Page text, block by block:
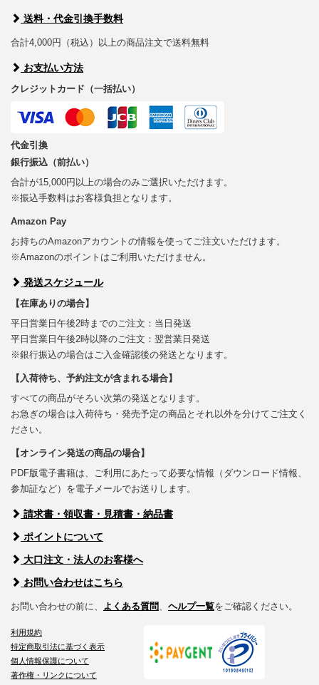
送料・代金引換手数料
合計4,000円（税込）以上の商品注文で送料無料
お支払い方法
クレジットカード（一括払い）
代金引換
銀行振込（前払い）
合計が15,000円以上の場合のみご選択いただけます。
※振込手数料はお客様負担となります。
Amazon Pay
お持ちのAmazonアカウントの情報を使ってご注文いただけます。
※Amazonのポイントはご利用いただけません。
発送スケジュール
【在庫ありの場合】
平日営業日午後2時までのご注文：当日発送
平日営業日午後2時以降のご注文：翌営業日発送
※銀行振込の場合はご入金確認後の発送となります。
【入荷待ち、予約注文が含まれる場合】
すべての商品がそろい次第の発送となります。
お急ぎの場合は入荷待ち・発売予定の商品とそれ以外を分けてご注文く
ださい。
【オンライン発送の商品の場合】
PDF版電子書籍は、ご利用にあたって必要な情報（ダウンロード情報、
参加証など）を電子メールでお送りします。
請求書・領収書・見積書・納品書
ポイントについて
大口注文・法人のお客様へ
お問い合わせはこちら
お問い合わせの前に、 よくある質問、 ヘルプ一覧をご確認ください。
利用規約
特定商取引法に基づく表示
個人情報保護について
著作権・リンクについて